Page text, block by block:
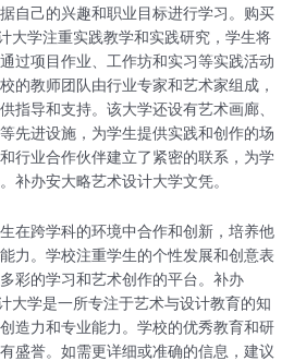
自己的兴趣和职业目标进行学习。购买
大学注重实践教学和实践研究，学生将
过项目作业、工作坊和实习等实践活动
的教师团队由行业专家和艺术家组成，
指导和支持。该大学还设有艺术画廊、
先进设施，为学生提供实践和创作的场
行业合作伙伴建立了紧密的联系，为学
补办安大略艺术设计大学文凭。
在跨学科的环境中合作和创新，培养他
力。学校注重学生的个性发展和创意表
彩的学习和艺术创作的平台。补办
大学是一所专注于艺术与设计教育的知
造力和专业能力。学校的优秀教育和研
盛誉。如需更详细或准确的信息，建议